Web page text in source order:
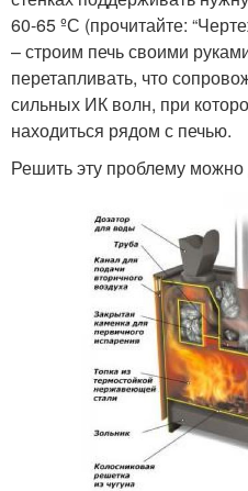
60-65 ºС (прочитайте:
– строим печь своими
перетапливать, что
сильных ИК волн, при
находиться рядом с печью.
Решить эту проблему